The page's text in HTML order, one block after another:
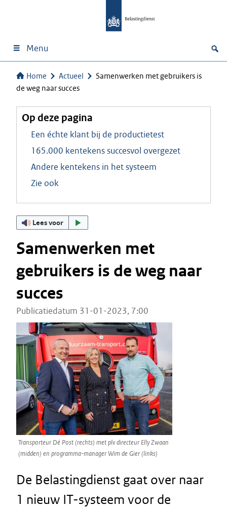
Menu
Home Actueel
Samenwerken met gebruikers is
de weg naar succes
Op deze pagina
Een échte klant bij de productietest
165.000 kentekens succesvol overgezet
Andere kentekens in het systeem
Zie ook
Lees voor
Samenwerken met
gebruikers is de weg naar
succes
Publicatiedatum 31-01-2023, 7:00
Transporteur Dé Post (rechts) met plv directeur Elly Zwaan
(midden) en programma-manager Wim de Gier (links)
De Belastingdienst gaat over naar
1 nieuw IT-systeem voor de